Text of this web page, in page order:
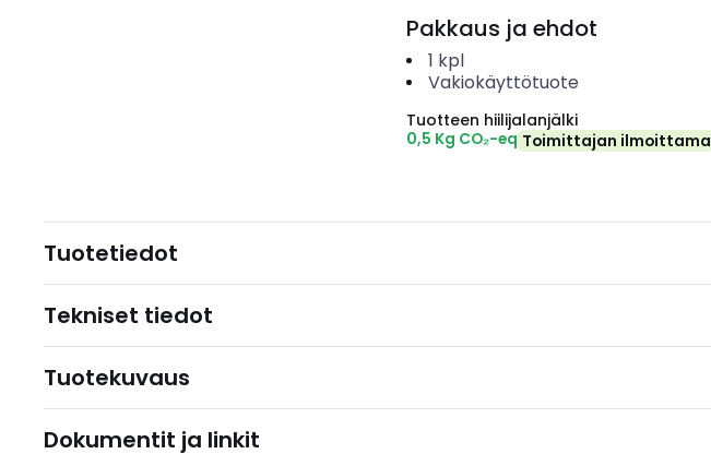
Pakkaus ja ehdot
1 kpl
Vakiokäyttötuote
Tuotteen hiilijalanjälki
0,5 Kg CO₂-eq Toimittajan ilmoittama
Tuotetiedot
Tekniset tiedot
Tuotekuvaus
Dokumentit ja linkit